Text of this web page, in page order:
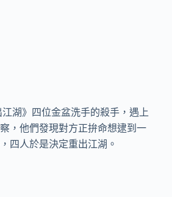
湖》四位金盆洗手的殺手，遇上
，他們發現對方正拚命想逮到一
四人於是決定重出江湖。